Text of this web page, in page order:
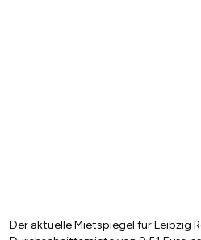
Der aktuelle Mietspiegel für Leipzig